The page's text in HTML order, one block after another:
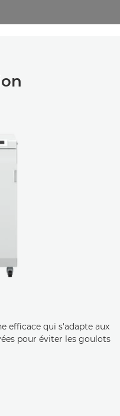
efficace qui s'adapte aux
pour éviter les goulots